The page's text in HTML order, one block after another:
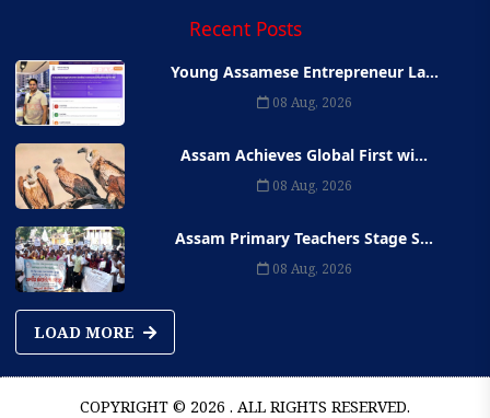
Recent Posts
Young Assamese Entrepreneur La...
08 Aug, 2026
Assam Achieves Global First wi...
08 Aug, 2026
Assam Primary Teachers Stage S...
08 Aug, 2026
LOAD MORE
COPYRIGHT © 2026 . ALL RIGHTS RESERVED.